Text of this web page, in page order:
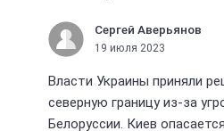
Сергей Аверьянов
19 июля 2023
Власти Украины приняли
северную границу из-за
Белоруссии. Киев